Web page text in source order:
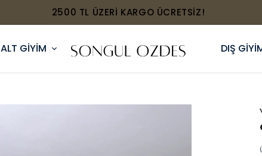
2500 TL ÜZERİ KARGO ÜCRETSİZ!
ALT GİYİM DIŞ